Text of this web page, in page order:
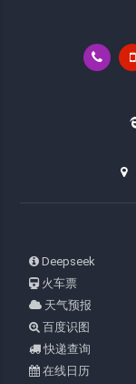
Deepseek
火车票
天气预报
百度识图
快递查询
在线日历